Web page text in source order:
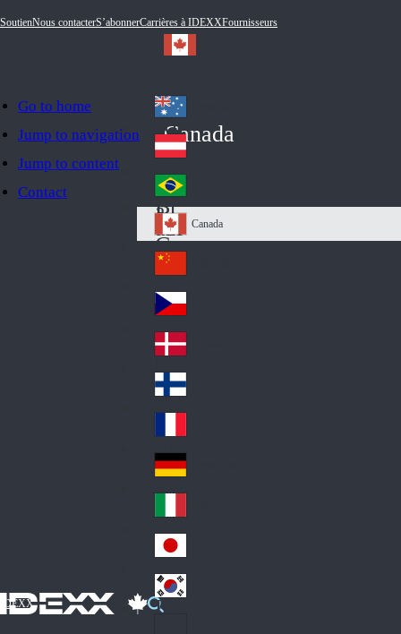
Go to home
Jump to navigation
Jump to content
Contact
SoutienNous contacterS’abonnerCarrières à IDEXXFournisseurs
IDEXX
Canada
Au
str
ali
a
Au
stri
a
Br
azi
l
Ca
na
da
Canada
Ch
ina
Cz
ec
h
De
nm
ark
Fin
d
Fra
nc
e
Ge
an
y
Ital
y
Jap
an
Ko